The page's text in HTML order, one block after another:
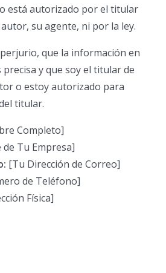
está autorizado por el titular
su agente, ni por la ley.
que la información en
y que soy el titular de
o estoy autorizado para
titular.
Completo]
Tu Empresa]
[Tu Dirección de Correo]
de Teléfono]
Física]